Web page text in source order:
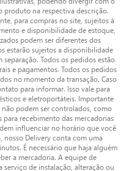
na respectiva descrição.
para compras no site, sujeitos à
e disponibilidade de estoque,
podem ser diferentes dos
estarão sujeitos a disponibilidade
Todos os pedidos estão
e pagamentos. Todos os pedidos
no momento da transação. Caso
para informar. Isso vale para
e eletroportáteis. Importante
podem ser controlados, como
recebimento das mercadorias
influenciar no horário que você
nosso Delivery conta com uma
É necessário que haja alguém
a mercadoria. A equipe de
serviço de instalação, alteração ou